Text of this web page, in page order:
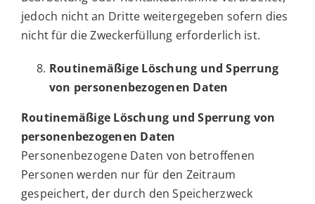
jedoch nicht an Dritte weitergegeben sofern dies
nicht für die Zweckerfüllung erforderlich ist.
Routinemäßige Löschung und Sperrung
von personenbezogenen Daten
Routinemäßige Löschung und Sperrung von
personenbezogenen Daten
Personenbezogene Daten von betroffenen
Personen werden nur für den Zeitraum
gespeichert, der durch den Speicherzweck